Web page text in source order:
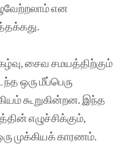
என
சைவ சமயத்திற்கும்
ஒரு மீப்பெரு
கூறுகின்றன. இந்த
எழுச்சிக்கும்,
முக்கியக் காரணம்.